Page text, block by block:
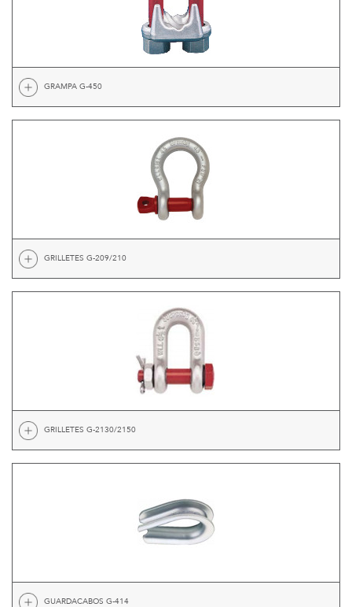
GRAMPA G-450
GRILLETES G-209/210
GRILLETES G-2130/2150
GUARDACABOS G-414